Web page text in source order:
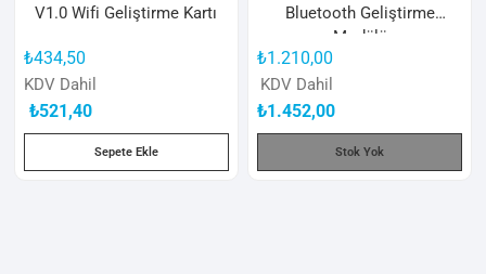
V1.0 Wifi Geliştirme Kartı
₺434,50
KDV Dahil
₺521,40
Sepete Ekle
Bluetooth Geliştirme
Modülü
₺1.210,00
KDV Dahil
₺1.452,00
Stok Yok